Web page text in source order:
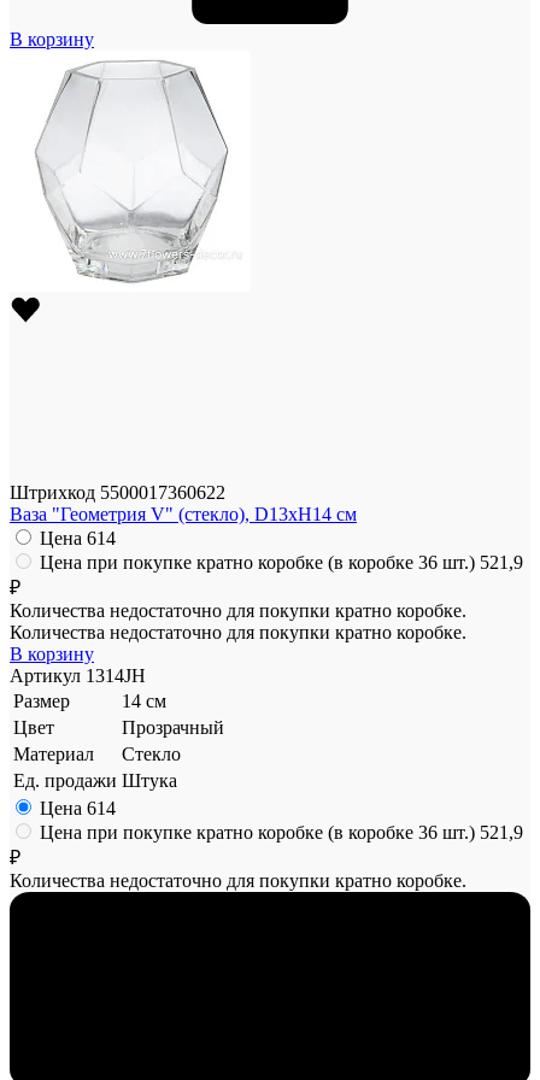
В корзину
Штрихкод 5500017360622
Ваза "Геометрия V" (стекло), D13хH14 см
Цена 614
Цена при покупке кратно коробке (в коробке 36 шт.) 521,9
₽
Количества недостаточно для покупки кратно коробке.
Количества недостаточно для покупки кратно коробке.
В корзину
Артикул 1314JH
Размер
14 см
Цвет
Прозрачный
Материал
Стекло
Ед. продажи Штука
Цена 614
Цена при покупке кратно коробке (в коробке 36 шт.) 521,9
₽
Количества недостаточно для покупки кратно коробке.